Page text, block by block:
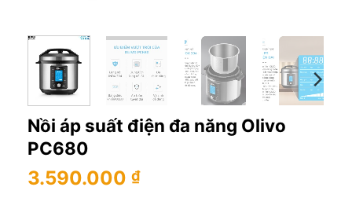
Nồi áp suất điện đa năng Olivo
PC680
3.590.000 ₫